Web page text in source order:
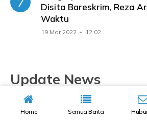
Disita Bareskrim, Reza
Waktu
19 Mar 2022 - 12:02
Update News
Home Semua Berita